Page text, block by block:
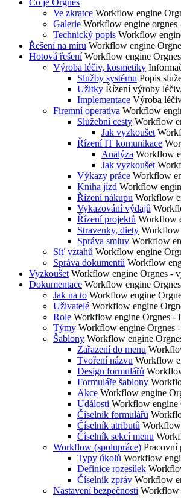
Co je Orgnes
Ve zkratce Workflow engine
Galerie Workflow engine orgnes
Technický popis Workflow
Řešení na míru Workflow engine
Hotová řešení Workflow engine
Výroba léčiv, kosmetiky
Služby systému Popis
Užitky Řízení výroby
Implementace Výroba
Firemní operativa Workflow
Služební cesty Workflow
Jak vyzkoušet
Řízení IT komunikace
Analýza Workflow
Jak vyzkoušet
Výkazy práce Workflow
Kniha jízd Workflow
Řízení nákupu Workflow
Vykazování výdajů
Řízení projektů Workflow
Stravenky, diety Workflow
Správa smluv Workflow
Síť vztahů Workflow engine
Správa dokumentů Workflow
Vyzkoušet Workflow engine Orgnes -
Dokumentace Workflow engine
Jak na to Workflow engine
Uživatelé Workflow engine
Role Workflow engine Orgnes -
Týmy Workflow engine Orgnes
Šablony Workflow engine
Zařazení do menu
Tvoření názvu Workflow
Design formulářů
Formuláře šablony
Akce Workflow engine
Události Workflow engine
Číselník formulářů
Číselník atributů Workflow
Číselník sekcí menu
Workflow (spolupráce) Pracovní
Typy úkolů Workflow
Definice rozesílek
Číselník zpráv Workflow
Nastavení bezpečnosti Workflow